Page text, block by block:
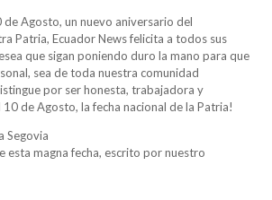
Agosto, un nuevo aniversario del
Patria, Ecuador News felicita a todos sus
que sigan poniendo duro la mano para que
sea de toda nuestra comunidad
por ser honesta, trabajadora y
10 de Agosto, la fecha nacional de la Patria!
Segovia
esta magna fecha, escrito por nuestro